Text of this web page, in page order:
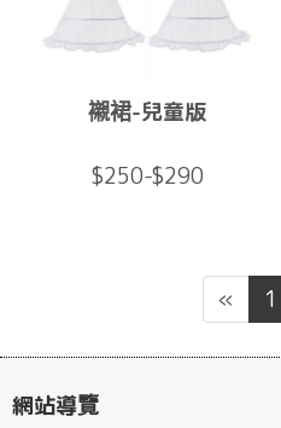
襯裙-兒童版
$250-$290
« 1
網站導覽